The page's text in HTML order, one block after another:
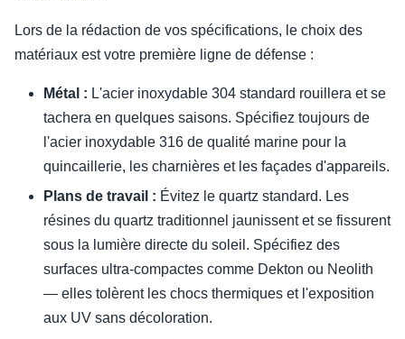
Lors de la rédaction de vos spécifications, le choix des
matériaux est votre première ligne de défense :
Métal : L'acier inoxydable 304 standard rouillera et se
tachera en quelques saisons. Spécifiez toujours de
l'acier inoxydable 316 de qualité marine pour la
quincaillerie, les charnières et les façades d'appareils.
Plans de travail : Évitez le quartz standard. Les
résines du quartz traditionnel jaunissent et se fissurent
sous la lumière directe du soleil. Spécifiez des
surfaces ultra-compactes comme Dekton ou Neolith
— elles tolèrent les chocs thermiques et l'exposition
aux UV sans décoloration.